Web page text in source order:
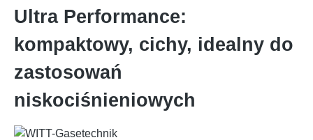
Ultra Performance:
kompaktowy, cichy, idealny do
zastosowań
niskociśnieniowych